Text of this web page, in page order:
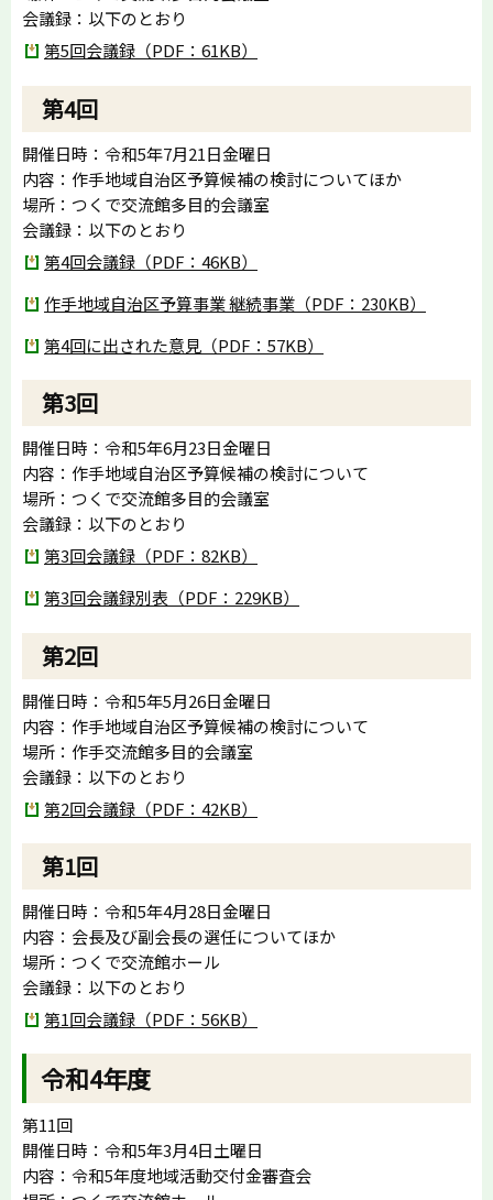
会議録：以下のとおり
第5回会議録（PDF：61KB）
第4回
開催日時：令和5年7月21日金曜日
内容：作手地域自治区予算候補の検討についてほか
場所：つくで交流館多目的会議室
会議録：以下のとおり
第4回会議録（PDF：46KB）
作手地域自治区予算事業 継続事業（PDF：230KB）
第4回に出された意見（PDF：57KB）
第3回
開催日時：令和5年6月23日金曜日
内容：作手地域自治区予算候補の検討について
場所：つくで交流館多目的会議室
会議録：以下のとおり
第3回会議録（PDF：82KB）
第3回会議録別表（PDF：229KB）
第2回
開催日時：令和5年5月26日金曜日
内容：作手地域自治区予算候補の検討について
場所：作手交流館多目的会議室
会議録：以下のとおり
第2回会議録（PDF：42KB）
第1回
開催日時：令和5年4月28日金曜日
内容：会長及び副会長の選任についてほか
場所：つくで交流館ホール
会議録：以下のとおり
第1回会議録（PDF：56KB）
令和4年度
第11回
開催日時：令和5年3月4日土曜日
内容：令和5年度地域活動交付金審査会